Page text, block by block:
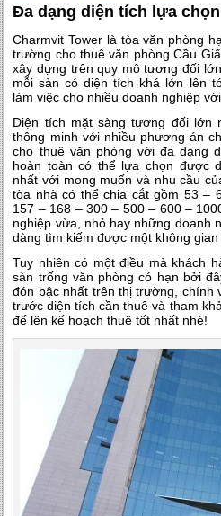
Đa dạng diện tích lựa
Charmvit Tower là tòa văn phòng
trường cho thuê văn phòng Cầu
xây dựng trên quy mô tương đối
mỗi sàn có diện tích khá lớn lên
làm việc cho nhiều doanh nghiệp
Diện tích mặt sàng tương đối lớn
thông minh với nhiều phương án
cho thuê văn phòng với đa dạng
hoàn toàn có thể lựa chọn được
nhất với mong muốn và nhu cầu
tòa nhà có thể chia cắt gồm 53 –
157 – 168 – 300 – 500 – 600 –
nghiệp vừa, nhỏ hay những doanh
dàng tìm kiếm được một không
Tuy nhiên có một điều mà khách
sàn trống văn phòng có hạn bởi
đón bậc nhất trên thị trường, chính
trước diện tích cần thuê và tham
để lên kế hoạch thuê tốt nhất nhé!